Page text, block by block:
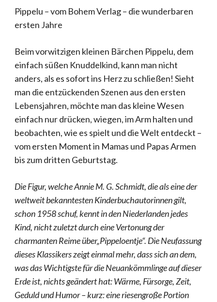
Pippelu – vom Bohem Verlag – die wunderbaren
ersten Jahre
Beim vorwitzigen kleinen Bärchen Pippelu, dem
einfach süßen Knuddelkind, kann man nicht
anders, als es sofort ins Herz zu schließen! Sieht
man die entzückenden Szenen aus den ersten
Lebensjahren, möchte man das kleine Wesen
einfach nur drücken, wiegen, im Arm halten und
beobachten, wie es spielt und die Welt entdeckt –
vom ersten Moment in Mamas und Papas Armen
bis zum dritten Geburtstag.
Die Figur, welche Annie M. G. Schmidt, die als eine der
weltweit bekanntesten Kinderbuchautorinnen gilt,
schon 1958 schuf, kennt in den Niederlanden jedes
Kind, nicht zuletzt durch eine Vertonung der
charmanten Reime über„Pippeloentje“. Die Neufassung
dieses Klassikers zeigt einmal mehr, dass sich an dem,
was das Wichtigste für die Neuankömmlinge auf dieser
Erde ist, nichts geändert hat: Wärme, Fürsorge, Zeit,
Geduld und Humor – kurz: eine riesengroße Portion